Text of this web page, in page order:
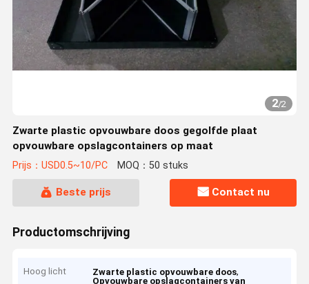
2/2
Zwarte plastic opvouwbare doos gegolfde plaat
opvouwbare opslagcontainers op maat
Prijs：USD0.5~10/PC MOQ：50 stuks
Beste prijs Contact nu
Productomschrijving
Hoog licht Zwarte plastic opvouwbare doos,
Opvouwbare opslagcontainers van